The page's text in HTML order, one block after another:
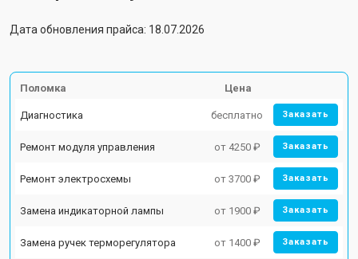
Дата обновления прайса: 18.07.2026
Поломка Цена
Диагностика бесплатно Заказать
Ремонт модуля управления от 4250 ₽ Заказать
Ремонт электросхемы от 3700 ₽ Заказать
Замена индикаторной лампы от 1900 ₽ Заказать
Замена ручек терморегулятора от 1400 ₽ Заказать